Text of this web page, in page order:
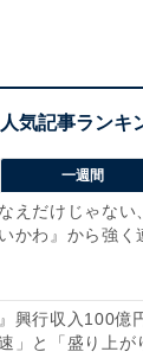
よ」と煽りま
せつけてやる
ました。
た葵は、新
かつて何があ
休業している
トのためだけ
一週間
えだけじゃない
かわ』から強く
興行収入100億
」と「盛り上が